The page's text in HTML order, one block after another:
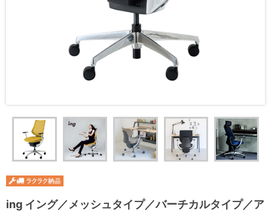
ing イング／メッシュタイプ／バーチカルタイプ／ア